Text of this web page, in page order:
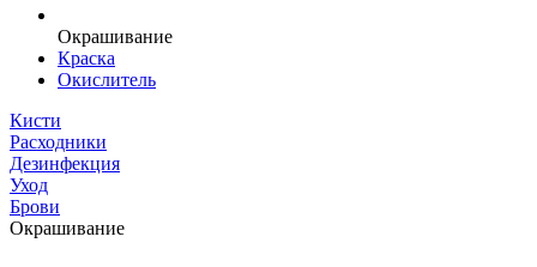
Окрашивание
Краска
Окислитель
Кисти
Расходники
Дезинфекция
Уход
Брови
Окрашивание